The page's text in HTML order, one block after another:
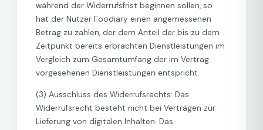
während der Widerrufsfrist beginnen sollen, so
hat der Nutzer Foodiary einen angemessenen
Betrag zu zahlen, der dem Anteil der bis zu dem
Zeitpunkt bereits erbrachten Dienstleistungen im
Vergleich zum Gesamtumfang der im Vertrag
vorgesehenen Dienstleistungen entspricht.
(3) Ausschluss des Widerrufsrechts: Das
Widerrufsrecht besteht nicht bei Verträgen zur
Lieferung von digitalen Inhalten. Das